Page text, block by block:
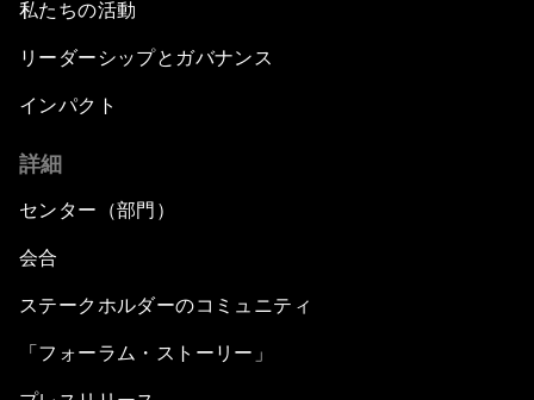
私たちの活動
リーダーシップとガバナンス
インパクト
詳細
センター（部門）
会合
ステークホルダーのコミュニティ
「フォーラム・ストーリー」